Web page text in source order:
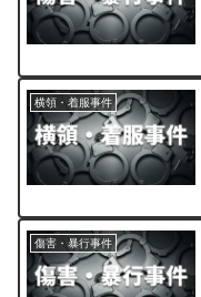
横領・着服事件
傷害・暴行事件